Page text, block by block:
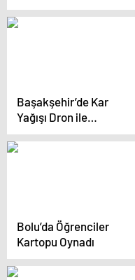
Başakşehir’de Kar
Yağışı Dron ile
Görüntülendi
Bolu’da Öğrenciler
Kartopu Oynadı